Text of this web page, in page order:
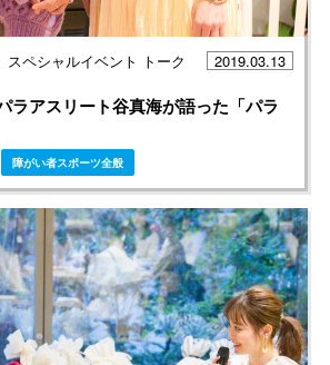
スペシャルイベント トーク
2019.03.13
ラアスリート谷真海が語った「パラ
障がい者スポーツ全般